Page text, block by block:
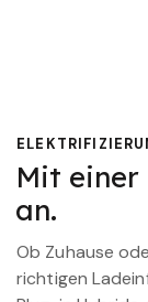
Mit
an.
Ob Zuhause
richtigen